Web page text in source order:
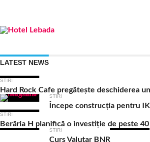
LATEST NEWS
STIRI
Hard Rock Cafe pregătește deschiderea
STIRI
Începe construcția pentru
STIRI
Berăria H planifică o investiție de peste
STIRI
Curs Valutar BNR